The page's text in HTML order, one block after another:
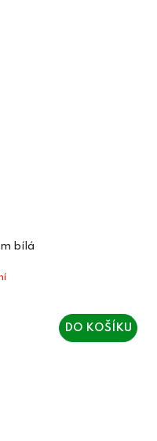
bílá
DO KOŠÍKU